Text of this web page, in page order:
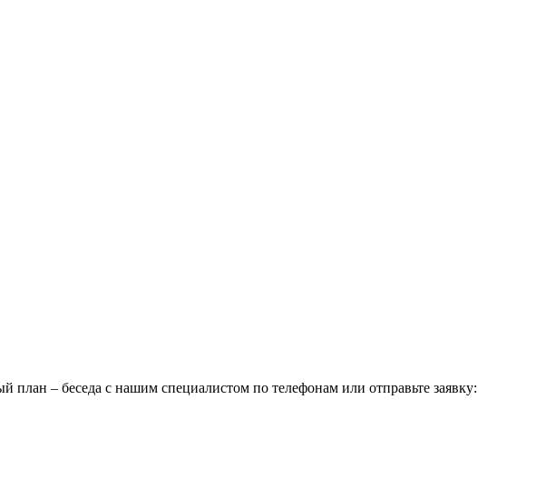
план – беседа с нашим специалистом по телефонам или отправьте заявку: